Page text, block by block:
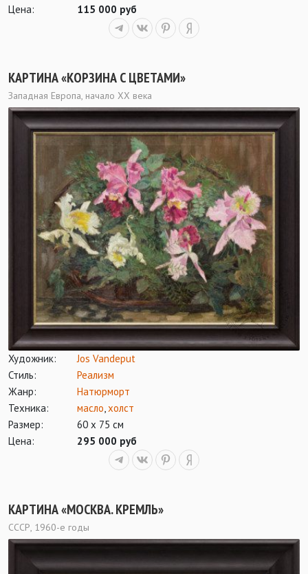
Цена:
115 000 руб
КАРТИНА «КОРЗИНА С ЦВЕТАМИ»
Западная Европа, начало ХХ века
Художник:
Jos Vandeput
Стиль:
Реализм
Жанр:
Натюрморт
Техника:
масло,холст
Размер:
60 х 75 см
Цена:
295 000 руб
КАРТИНА «МОСКВА. КРЕМЛЬ»
СССР, 1960-е годы